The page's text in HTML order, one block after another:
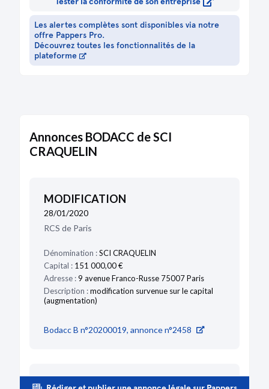
Les alertes complètes sont disponibles via notre
offre Pappers Pro.
Découvrez toutes les fonctionnalités de la
plateforme
Annonces BODACC de SCI
CRAQUELIN
MODIFICATION
28/01/2020
RCS de Paris
Dénomination :SCI CRAQUELIN
Capital : 151 000,00 €
Adresse :9 avenue Franco-Russe 75007 Paris
Description :modification survenue sur le capital
(augmentation)
Bodacc B n°20200019, annonce n°2458
CRÉATION